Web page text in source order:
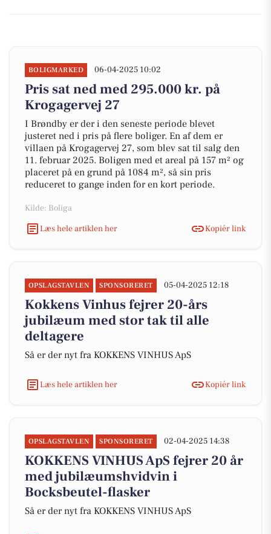
BOLIGMARKED 06-04-2025 10:02
Pris sat ned med 295.000 kr. på
Krogagervej 27
I Brøndby er der i den seneste periode blevet
justeret ned i pris på flere boliger. En af dem er
villaen på Krogagervej 27, som blev sat til salg den
11. februar 2025. Boligen med et areal på 157 m² og
placeret på en grund på 1084 m², så sin pris
reduceret to gange inden for en kort periode.
Kilde: Boliga
Læs hele artiklen her
Kopiér link
OPSLAGSTAVLEN SPONSORERET 05-04-2025 12:18
Kokkens Vinhus fejrer 20-års
jubilæum med stor tak til alle
deltagere
Så er der nyt fra KOKKENS VINHUS ApS
Læs hele artiklen her Kopiér link
OPSLAGSTAVLEN SPONSORERET 02-04-2025 14:38
KOKKENS VINHUS ApS fejrer 20 år
med jubilæumshvidvin i
Bocksbeutel-flasker
Så er der nyt fra KOKKENS VINHUS ApS